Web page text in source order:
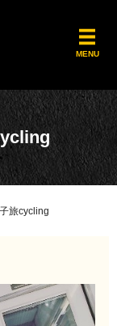
MENU
旅cycling